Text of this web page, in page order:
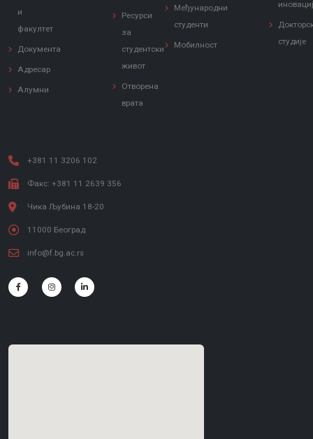
и
факултет
Документа
Адресар
Алумни
Ресурси
за
студентски
живот
Отворена
врата
Међународни
студенти
Мобилност
студије
+381 11 3206 102
Факс: +381 11 2639 356
Чика Љубина 18-20
11000 Београд
info@f.bg.ac.rs